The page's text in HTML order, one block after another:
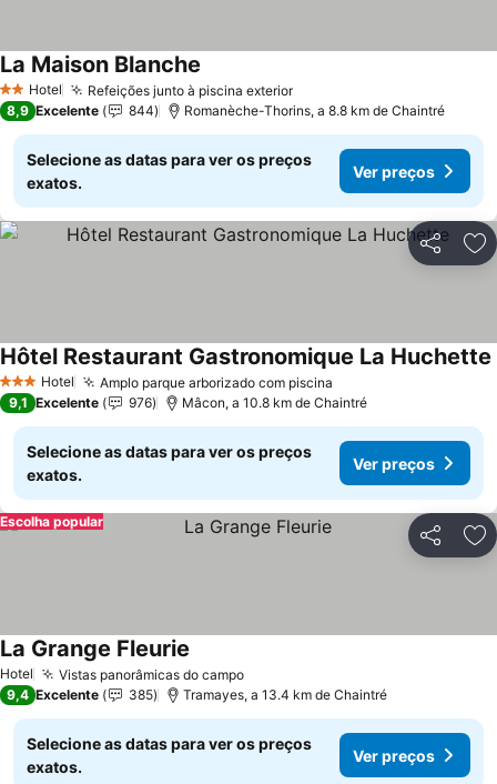
2 Estrelas
Hotel Refeições junto à piscina exterior
La Maison Blanche
8,9 Excelente 844 Romanèche-Thorins, a 8.8 km de Chaintré
Selecione as datas para ver os preços
exatos.
Ver preços
Partilhar
3 EstrelasHotel Amplo parque arborizado com piscina
Hôtel Restaurant Gastronomique La Huchette
9,1 Excelente 976 Mâcon, a 10.8 km de Chaintré
Selecione as datas para ver os preços
exatos.
Ver preços
Partilhar
Escolha popular
Hotel Vistas panorâmicas do campo
La Grange Fleurie
9,4 Excelente 385 Tramayes, a 13.4 km de Chaintré
Selecione as datas para ver os preços
exatos.
Ver preços